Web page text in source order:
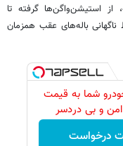
از استیشن‌واگن‌ها گرفته تا
ناگهانی باله‌های عقب همزمان
شما به قیمت
و بی دردسر
درخواست